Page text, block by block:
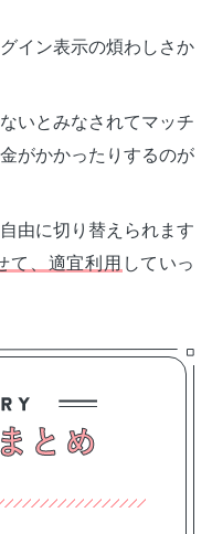
イン表示の煩わしさか
いとみなされてマッチ
がかかったりするのが
由に切り替えられます
て、適宜利用 していっ